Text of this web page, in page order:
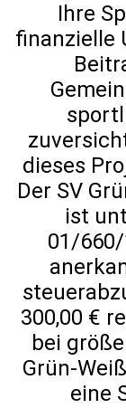
Ihre
finanzielle
dieses
Der SV
ist
01/
300,00 €
bei
Grün-
eine